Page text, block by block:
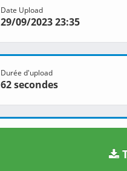
Date Upload
29/09/2023 23:35
Durée d'upload
62 secondes